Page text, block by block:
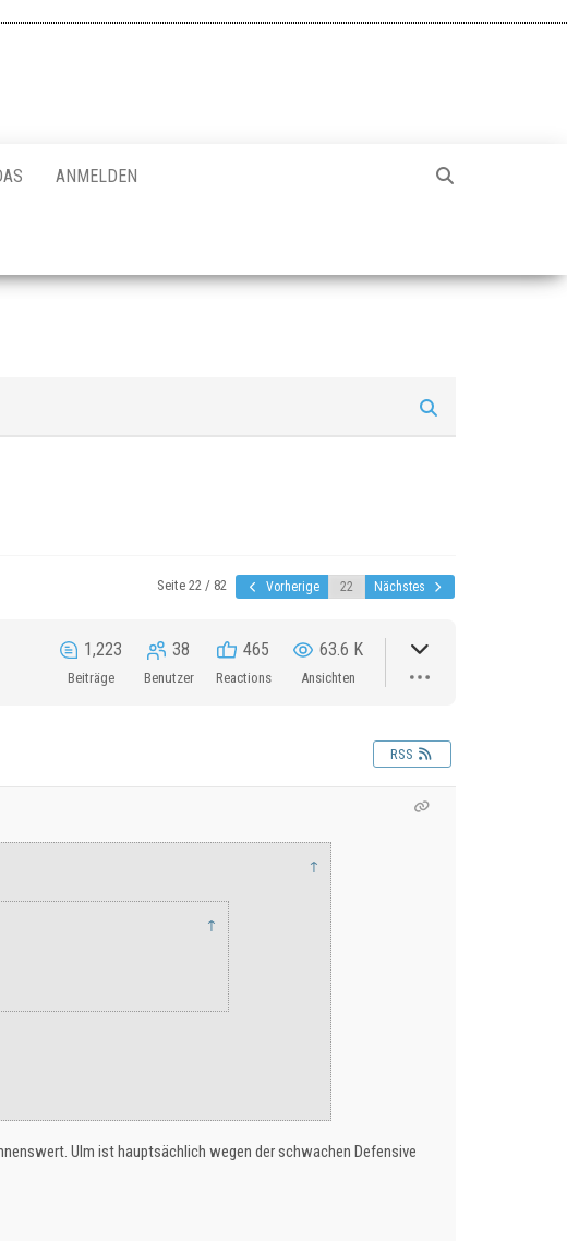
ANMELDEN
Seite 22 / 82 Vorherige Nächstes
1,223
Beiträge
38
Benutzer
465
Reactions
63.6 K
Ansichten
RSS
↑
↑
Ulm ist hauptsächlich wegen der schwachen Defensive